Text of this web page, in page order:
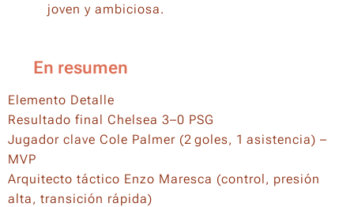
joven y ambiciosa.
📊 En resumen
Elemento Detalle
Resultado final Chelsea 3–0 PSG
Jugador clave Cole Palmer (2 goles, 1 asistencia) –
MVP
Arquitecto táctico Enzo Maresca (control, presión
alta, transición rápida)